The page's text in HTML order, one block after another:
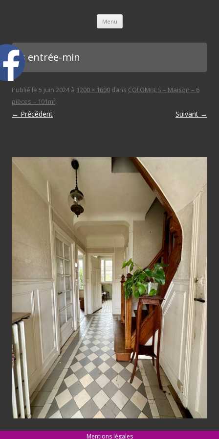
Menu Aller au contenu principal
bis entrée-min
Publié le 5 juin 2024 à 1200 × 1600 dans COLOMBES – Maison – 6
pièces – 101m².
← Précédent Suivant →
Mentions légales